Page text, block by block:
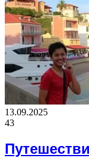
13.09.2025
43